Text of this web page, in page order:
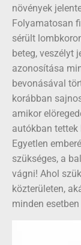
növények
Folyamatosan
sérült
beteg, veszélyt
azonosítása
bevonásával
korábban
amikor
autókban
Egyetlen
szükséges, a
vágni! Ahol
közterületen,
minden